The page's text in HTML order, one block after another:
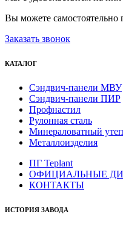
Вы можете самостоятельно
Заказать звонок
КАТАЛОГ
Сэндвич-панели МВУ
Сэндвич-панели ПИР
Профнастил
Рулонная сталь
Минераловатный
Металлоизделия
ПГ Teplant
ОФИЦИАЛЬНЫЕ
КОНТАКТЫ
ИСТОРИЯ ЗАВОДА